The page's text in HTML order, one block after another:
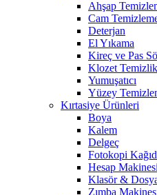
Ahşap
Cam
Deterjan
El Yıkama
Kireç ve Pas
Klozet Temizlik
Yumuşatıcı
Yüzey
Kırtasiye Ürünleri
Boya
Kalem
Delgeç
Fotokopi
Hesap Makinesi
Klasör &
Zımba